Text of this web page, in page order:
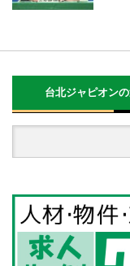
台北ジャピオン